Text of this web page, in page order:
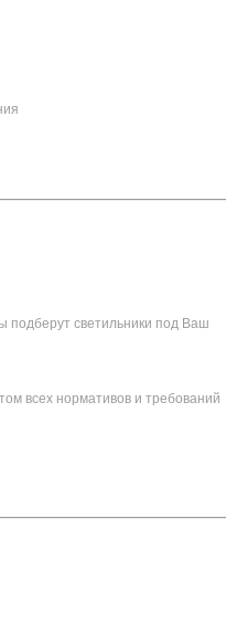
подберут светильники под Ваш
всех нормативов и требований